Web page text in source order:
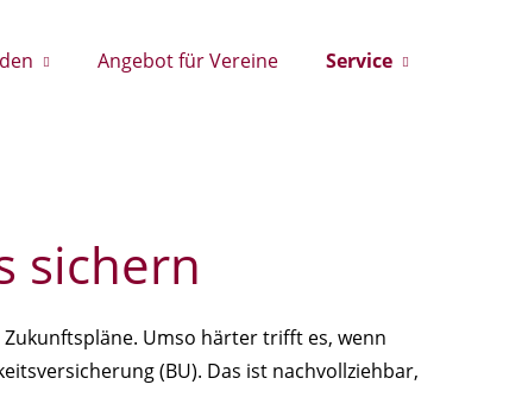
Angebot für Vereine Service
sichern
Umso härter trifft es, wenn
(BU). Das ist nachvollziehbar,